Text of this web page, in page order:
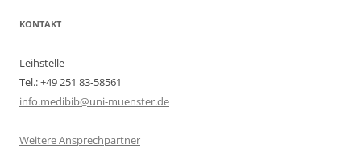
KONTAKT
Leihstelle
Tel.: +49 251 83-58561
info.medibib@uni-muenster.de
Weitere Ansprechpartner